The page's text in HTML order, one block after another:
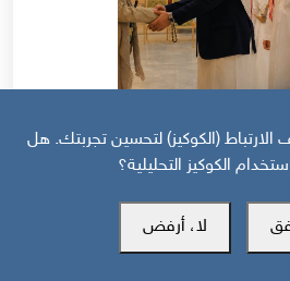
السعودية إلى حرب شاملة؟
(الكوكيز) لتحسين تجربتك. هل
الكوكيز التحليلية؟
لا، أرفض